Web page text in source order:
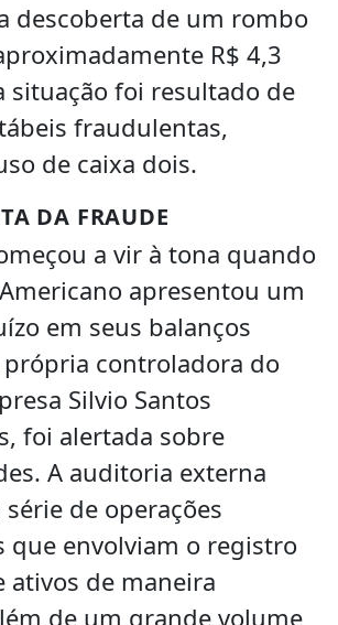
descoberta de um rombo
R$ 4,3
situação foi resultado de
fraudulentas,
de caixa dois.
DA FRAUDE
a vir à tona quando
apresentou um
em seus balanços
própria controladora do
Silvio Santos
foi alertada sobre
A auditoria externa
de operações
que envolviam o registro
ativos de maneira
de um grande volume